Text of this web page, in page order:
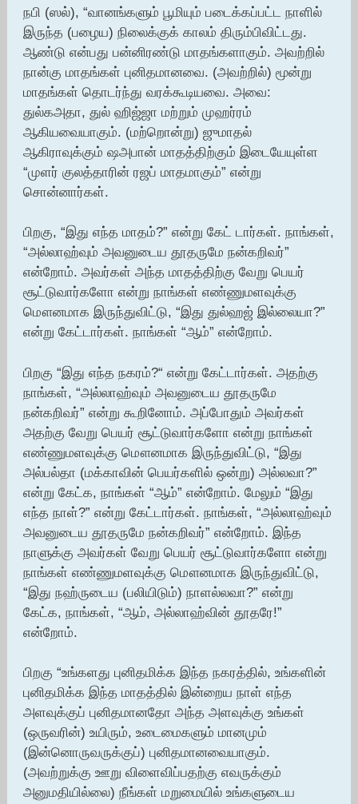
நபி (ஸல்), “வானங்களும் பூமியும் படைக்கப்பட்ட நாளில்
இருந்த (பழைய) நிலைக்குக் காலம் திரும்பிவிட்டது.
ஆண்டு என்பது பன்னிரண்டு மாதங்களாகும். அவற்றில்
நான்கு மாதங்கள் புனிதமானவை. (அவற்றில்) மூன்று
மாதங்கள் தொடர்ந்து வரக்கூடியவை. அவை:
துல்கஅதா, துல் ஹிஜ்ஜா மற்றும் முஹர்ரம்
ஆகியவையாகும். (மற்றொன்று) ஜுமாதல்
ஆகிராவுக்கும் ஷஅபான் மாதத்திற்கும் இடையேயுள்ள
“முளர் குலத்தாரின் ரஜப் மாதமாகும்” என்று
சொன்னார்கள்.
பிறகு, “இது எந்த மாதம்?” என்று கேட் டார்கள். நாங்கள்,
“அல்லாஹ்வும் அவனுடைய தூதருமே நன்கறிவர்”
என்றோம். அவர்கள் அந்த மாதத்திற்கு வேறு பெயர்
சூட்டுவார்களோ என்று நாங்கள் எண்ணுமளவுக்கு
மௌனமாக இருந்துவிட்டு, “இது துல்ஹஜ் இல்லையா?”
என்று கேட்டார்கள். நாங்கள் “ஆம்” என்றோம்.
பிறகு “இது எந்த நகரம்?“ என்று கேட்டார்கள். அதற்கு
நாங்கள், “அல்லாஹ்வும் அவனுடைய தூதருமே
நன்கறிவர்” என்று கூறினோம். அப்போதும் அவர்கள்
அதற்கு வேறு பெயர் சூட்டுவார்களோ என்று நாங்கள்
எண்ணுமளவுக்கு மௌனமாக இருந்துவிட்டு, “இது
அல்பல்தா (மக்காவின் பெயர்களில் ஒன்று) அல்லவா?”
என்று கேட்க, நாங்கள் “ஆம்” என்றோம். மேலும் “இது
எந்த நாள்?” என்று கேட்டார்கள். நாங்கள், “அல்லாஹ்வும்
அவனுடைய தூதருமே நன்கறிவர்” என்றோம். இந்த
நாளுக்கு அவர்கள் வேறு பெயர் சூட்டுவார்களோ என்று
நாங்கள் எண்ணுமளவுக்கு மௌனமாக இருந்துவிட்டு,
“இது நஹ்ருடைய (பலியிடும்) நாளல்லவா?” என்று
கேட்க, நாங்கள், “ஆம், அல்லாஹ்வின் தூதரே!”
என்றோம்.
பிறகு “உங்களது புனிதமிக்க இந்த நகரத்தில், உங்களின்
புனிதமிக்க இந்த மாதத்தில் இன்றைய நாள் எந்த
அளவுக்குப் புனிதமானதோ அந்த அளவுக்கு உங்கள்
(ஒருவரின்) உயிரும், உடைமைகளும் மானமும்
(இன்னொருவருக்குப்) புனிதமானவையாகும்.
(அவற்றுக்கு ஊறு விளைவிப்பதற்கு எவருக்கும்
அனுமதியில்லை) நீங்கள் மறுமையில் உங்களுடைய